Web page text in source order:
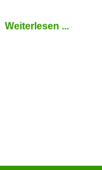
Weiterlesen ...